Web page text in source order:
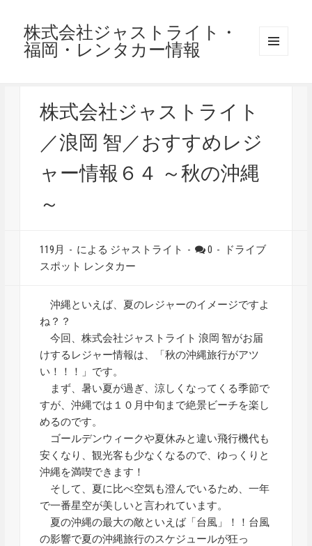
株式会社ジャストライト・
福岡・レンタカー情報
株式会社ジャストライト
／浪岡 智／おすすめレジ
ャー情報６４ ～秋の沖縄
～
119月 - による ジャストライト - 0 -
ドライブ
スポット レンタカー
沖縄といえば、夏のレジャーのイメージですよ
ね？？
今回、株式会社ジャストライト 浪岡 智がお届
けするレジャー情報は、「秋の沖縄旅行がアツ
い！！！」です。
まず、暑い夏が過ぎ、涼しくなってくる季節で
すが、沖縄では１０月中旬まで絶景ビーチを楽し
めるのです。
ゴールデンウィークや夏休みと違い飛行機代も
安くなり、観光客も少なくなるので、ゆっくりと
沖縄を満喫できます！
そして、夏に比べ空気も澄んでいるため、一年
で一番星空が美しいと言われています。
夏の沖縄の最大の敵といえば「台風」！！台風
の影響で夏の沖縄旅行のスケジュールが狂っ